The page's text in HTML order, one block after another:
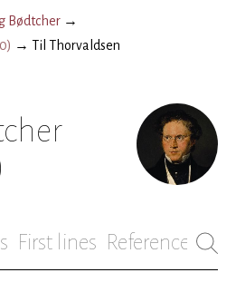
Bødtcher →
) → Til Thorvaldsen
First lines References